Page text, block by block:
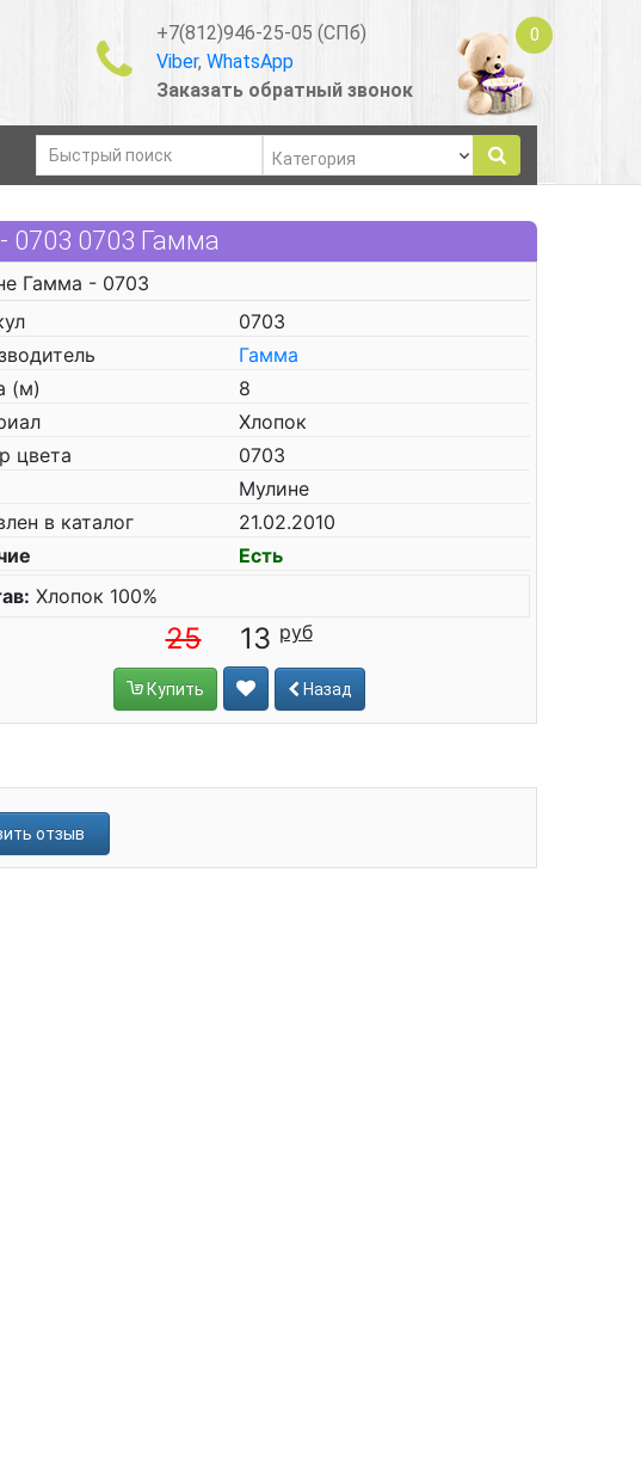
+7(812)946-25-05 (СПб)
Viber, WhatsApp
Заказать обратный звонок
0
0703 0703 Гамма
Гамма - 0703
0703
Гамма
(м)
8
Хлопок
цвета
0703
Мулине
в каталог
21.02.2010
Есть
Хлопок 100%
25 13
Купить Назад
отзыв